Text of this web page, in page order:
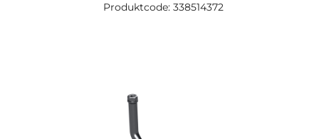
Produktcode: 338514372